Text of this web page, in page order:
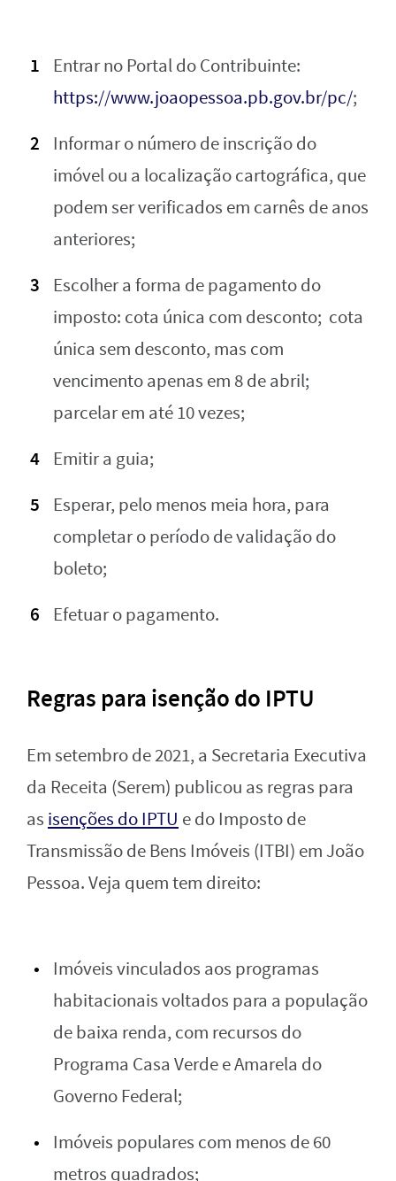
Entrar no Portal do Contribuinte:
https://www.joaopessoa.pb.gov.br/pc/;
Informar o número de inscrição do
imóvel ou a localização cartográfica, que
podem ser verificados em carnês de anos
anteriores;
Escolher a forma de pagamento do
imposto: cota única com desconto; cota
única sem desconto, mas com
vencimento apenas em 8 de abril;
parcelar em até 10 vezes;
Emitir a guia;
Esperar, pelo menos meia hora, para
completar o período de validação do
boleto;
Efetuar o pagamento.
Regras para isenção do IPTU
Em setembro de 2021, a Secretaria Executiva
da Receita (Serem) publicou as regras para
as isenções do IPTU e do Imposto de
Transmissão de Bens Imóveis (ITBI) em João
Pessoa. Veja quem tem direito:
Imóveis vinculados aos programas
habitacionais voltados para a população
de baixa renda, com recursos do
Programa Casa Verde e Amarela do
Governo Federal;
Imóveis populares com menos de 60
metros quadrados;